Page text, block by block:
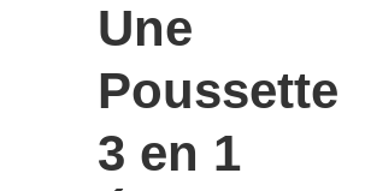
Une
Poussette
3 en 1